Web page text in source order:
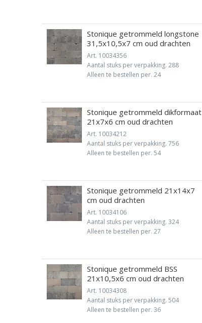
Stonique getrommeld longstone
31,5x10,5x7 cm oud drachten
Art. 10034356
Aantal stuks per verpakking. 288
Alleen te bestellen per. 24
Stonique getrommeld dikformaat
21x7x6 cm oud drachten
Art. 10034212
Aantal stuks per verpakking. 756
Alleen te bestellen per. 54
Stonique getrommeld 21x14x7
cm oud drachten
Art. 10034106
Aantal stuks per verpakking. 324
Alleen te bestellen per. 27
Stonique getrommeld BSS
21x10,5x6 cm oud drachten
Art. 10034308
Aantal stuks per verpakking. 504
Alleen te bestellen per. 36